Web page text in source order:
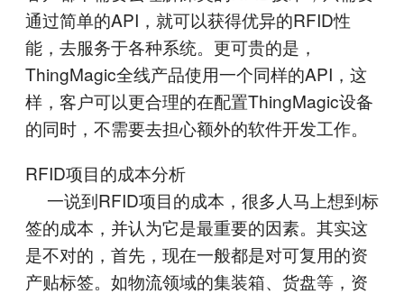
通过简单的API，就可以获得优异的RFID性
能，去服务于各种系统。更可贵的是，
ThingMagic全线产品使用一个同样的API，这
样，客户可以更合理的在配置ThingMagic设备
的同时，不需要去担心额外的软件开发工作。
RFID项目的成本分析
一说到RFID项目的成本，很多人马上想到标
签的成本，并认为它是最重要的因素。其实这
是不对的，首先，现在一般都是对可复用的资
产贴标签。如物流领域的集装箱、货盘等，资